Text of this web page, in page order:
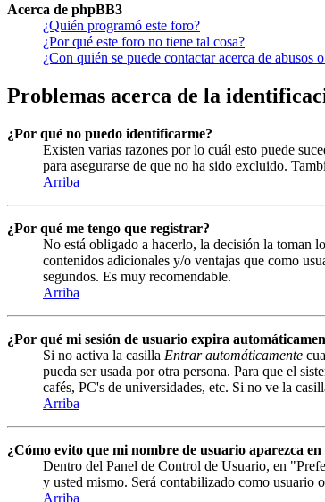
Acerca de phpBB3
¿Quién programó este foro?
¿Por qué este foro no tiene tal cosa?
¿Con quién se puede contactar acerca de abusos
Problemas acerca de la
¿Por qué no puedo identificarme?
Existen varias razones por lo cuál esto puede
para asegurarse de que no ha sido excluido.
Arriba
¿Por qué me tengo que registrar?
No está obligado a hacerlo, la decisión la toman
contenidos adicionales y/o ventajas que como
segundos. Es muy recomendable.
Arriba
¿Por qué mi sesión de usuario expira
Si no activa la casilla Entrar automáticamente
pueda ser usada por otra persona. Para que el
cafés, PC's de universidades, etc. Si no ve la
Arriba
¿Cómo evito que mi nombre de usuario aparezca
Dentro del Panel de Control de Usuario, en
y usted mismo. Será contabilizado como usuario
Arriba